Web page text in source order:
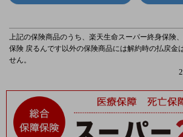
上記の保険商品のうち、楽天生命スーパー終身保険
保険 戻るんです以外の保険商品には解約時の払戻金
せん。